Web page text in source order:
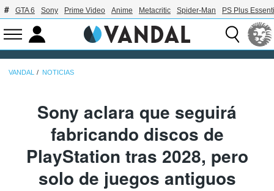
GTA 6 Sony Prime Video Anime Metacritic Spider-Man PS Plus
VANDAL NOTICIAS
Sony aclara que seguirá
fabricando discos de
PlayStation tras 2028, pero
solo de juegos antiguos